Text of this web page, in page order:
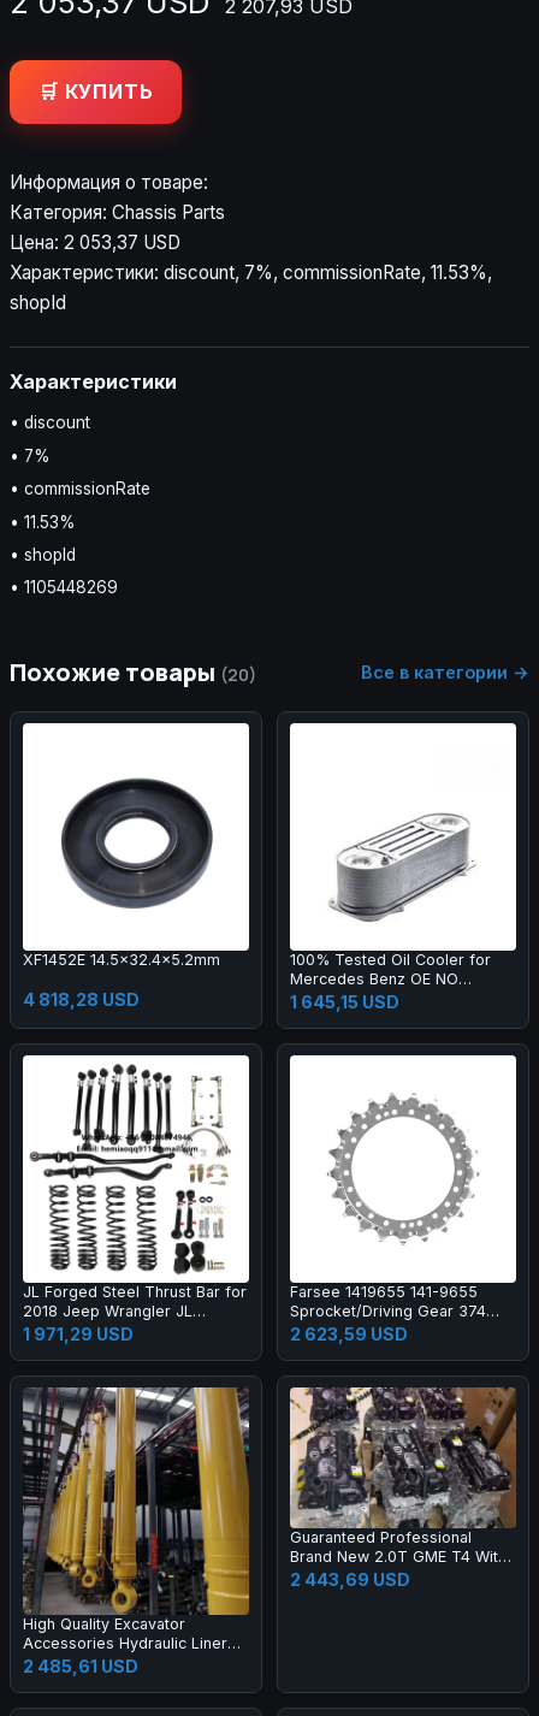
2 207,93 USD
🛒 КУПИТЬ
Информация о товаре:
Категория: Chassis Parts
Цена: 2 053,37 USD
Характеристики: discount, 7%, commissionRate, 11.53%,
shopId
Характеристики
• discount
• 7%
• commissionRate
• 11.53%
• shopId
• 1105448269
Похожие товары (20) Все в категории →
XF1452E 14.5x32.4x5.2mm
4 818,28 USD
100% Tested Oil Cooler for
Mercedes Benz OE NO
51095007112 FOR AKJ
NO.WO-109
1 645,15 USD
JL Forged Steel Thrust Bar for
2018 Jeep Wrangler JL
Heavy-Duty Steering Kit-New 1
Year Warranty
1 971,29 USD
Farsee 1419655 141-9655
Sprocket/Driving Gear 374
Construction Machinery Parts
2 623,59 USD
High Quality Excavator
Accessories Hydraulic Liner
Boom Arm Bucket Cylinder
Excavator Cylinder
2 485,61 USD
Guaranteed Professional
Brand New 2.0T GME T4 With
Hurricane Turbo Engine for
Jeep Compass Renegade
2 443,69 USD